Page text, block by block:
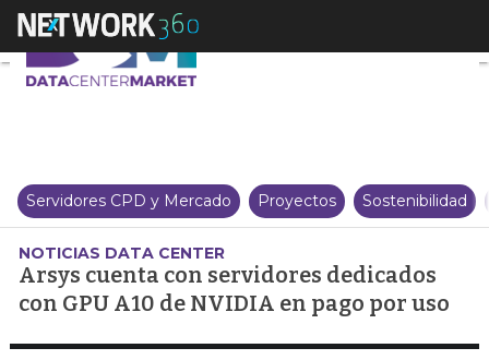
Arsys cuenta con servidores
Servidores CPD y Mercado Proyectos Sostenibilidad
NOTICIAS DATA CENTER
Arsys cuenta con servidores dedicados
con GPU A10 de NVIDIA en pago por uso